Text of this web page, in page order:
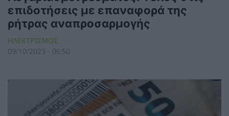
επιδοτήσεις με επαναφορά της
ρήτρας αναπροσαρμογής
ΗΛΕΚΤΡΙΣΜΟΣ
09/10/2023 - 06:50